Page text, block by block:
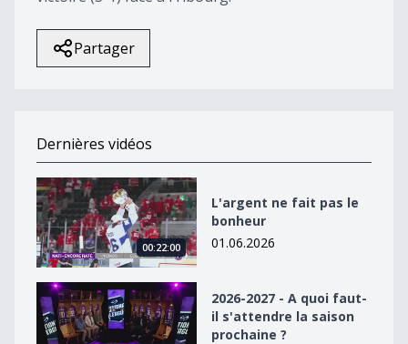
Partager
Dernières vidéos
L&#039;argent ne fait pas le bonheur
00:22:00
L'argent ne fait pas le
bonheur
01.06.2026
2026-2027 - A quoi faut-il s&#039;attendre la saison
2026-2027 - A quoi faut-
il s'attendre la saison
prochaine ?